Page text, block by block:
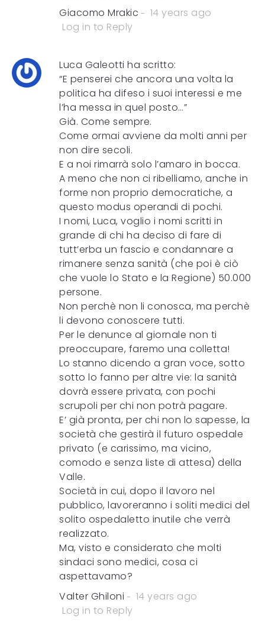
Giacomo Mrakic
14 years ago
Log in to Reply
Luca Galeotti ha scritto:
“E penserei che ancora una volta la
politica ha difeso i suoi interessi e me
l’ha messa in quel posto…”
Già. Come sempre.
Come ormai avviene da molti anni per
non dire secoli.
E a noi rimarrà solo l’amaro in bocca.
A meno che non ci ribelliamo, anche in
forme non proprio democratiche, a
questo modus operandi di pochi.
I nomi, Luca, voglio i nomi scritti in
grande di chi ha deciso di fare di
tutt’erba un fascio e condannare a
rimanere senza sanità (che poi è ciò
che vuole lo Stato e la Regione) 50.000
persone.
Non perchè non li conosca, ma perchè
li devono conoscere tutti.
Per le denunce al giornale non ti
preoccupare, faremo una colletta!
Lo stanno dicendo a gran voce, sotto
sotto lo fanno per altre vie: la sanità
dovrà essere privata, con pochi
scrupoli per chi non potrà pagare.
E’ già pronta, per chi non lo sapesse, la
società che gestirà il futuro ospedale
privato (e carissimo, ma vicino,
comodo e senza liste di attesa) della
Valle.
Società in cui, dopo il lavoro nel
pubblico, lavoreranno i soliti medici del
solito ospedaletto inutile che verrà
realizzato.
Ma, visto e considerato che molti
sindaci sono medici, cosa ci
aspettavamo?
Valter Ghiloni
14 years ago
Log in to Reply